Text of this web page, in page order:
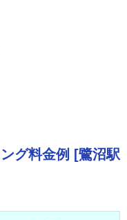
グ料金例 [鷺沼駅